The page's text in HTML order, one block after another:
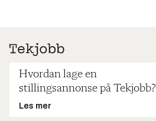
Hvordan lage en
stillingsannonse på Tekjobb?
Les mer